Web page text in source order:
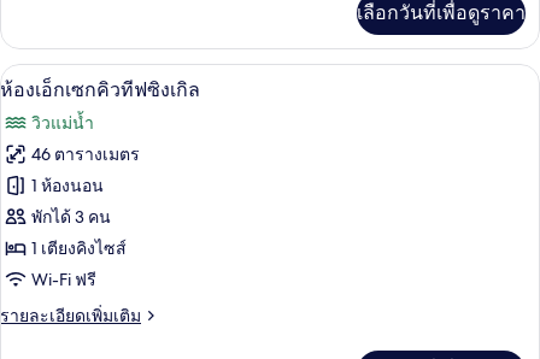
ไซส์
2
เตียง
เกี่ยว
กับ
ห้อง
สิก,
เตียง
ควีน
ไซส์
2
เตียง
เลือกวันที่เพื่อดูราคา
เปิด
ภาพถ่าย
ทั้งหมด
ของ
ห้อง
เอ็ก
เซก
คิว
ตู้นิรภัยในห้องพัก, โต๊ะทำงาน, เตารีด/
3
ห้องเอ็กเซกคิวทีฟซิงเกิล
วิวแม่น้ำ
46 ตารางเมตร
1 ห้องนอน
พักได้ 3 คน
1 เตียงคิงไซส์
Wi-Fi ฟรี
รายละเอียดเพิ่มเติม
ราย